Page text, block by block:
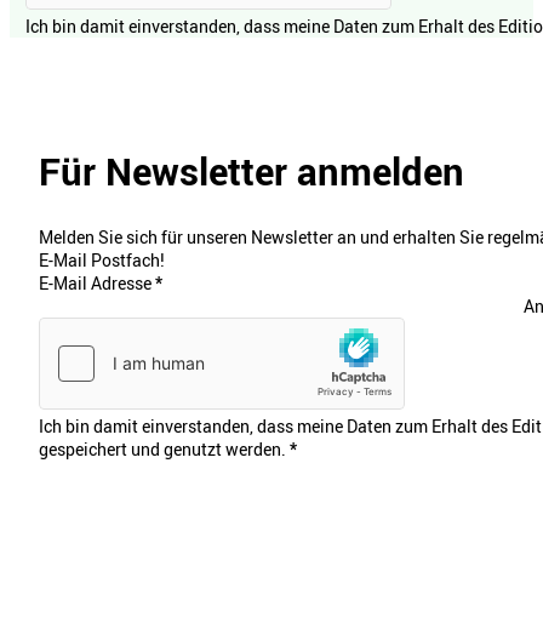
Ich bin damit einverstanden, dass meine Daten zum Erhalt des
Für Newsletter anmelden
Melden Sie sich für unseren Newsletter an und erhalten Sie
E-Mail Postfach!
E-Mail Adresse*
Ich bin damit einverstanden, dass meine Daten zum Erhalt des
gespeichert und genutzt werden. *